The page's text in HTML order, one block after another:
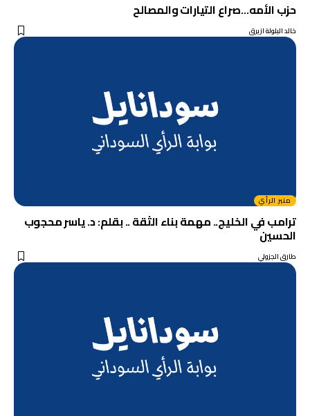
حزب الأمه…صراع التيارات والمصالح
خالد البلولة ازيرق
منبر الرأي
ترامب في الخليج.. مهمة بناء الثقة .. بقلم: د. ياسر محجوب
الحسين
طارق الجزولي